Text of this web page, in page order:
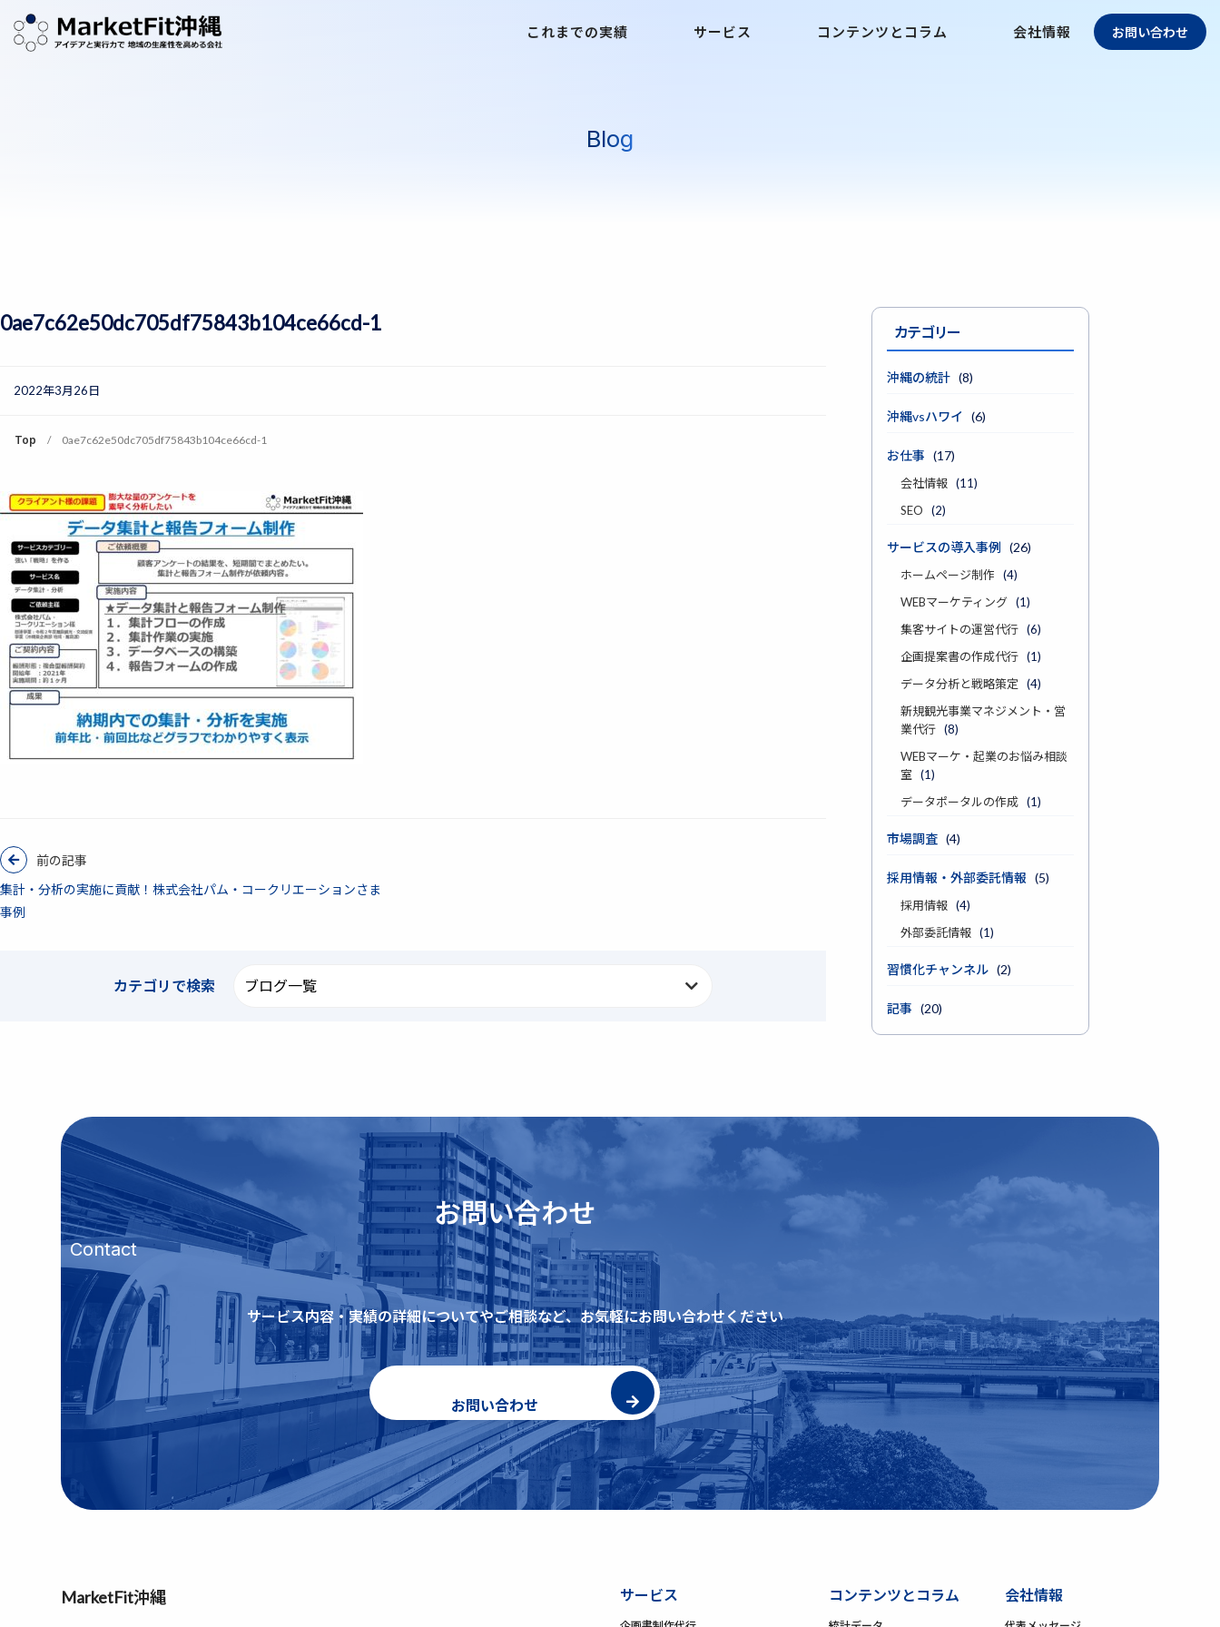
これまでの実績 サービス コンテンツとコラム 会社情報 お問い合わせ
Blog
0ae7c62e50dc705df75843b104ce66cd-1
2022年3月26日
Top 0ae7c62e50dc705df75843b104ce66cd-1
前の記事
集計・分析の実施に貢献！株式会社パム・コークリエーションさま
事例
カテゴリで検索
カテゴリー
沖縄の統計 (8)
沖縄vsハワイ (6)
お仕事 (17)
会社情報 (11)
SEO
(2)
サービスの導入事例 (26)
ホームページ制作
(4)
WEBマーケティング (1)
集客サイトの運営代行 (6)
企画提案書の作成代行 (1)
データ分析と戦略策定
(4)
新規観光事業マネジメント・営
業代行 (8)
WEBマーケ・起業のお悩み相談
室
(1)
データポータルの作成 (1)
市場調査 (4)
採用情報・外部委託情報 (5)
採用情報 (4)
外部委託情報 (1)
習慣化チャンネル (2)
記事 (20)
お問い合わせ
Contact
サービス内容・実績の詳細についてやご相談など、お気軽にお問い合わせください
お問い合わせ
MarketFit沖縄 サービス コンテンツとコラム 会社情報